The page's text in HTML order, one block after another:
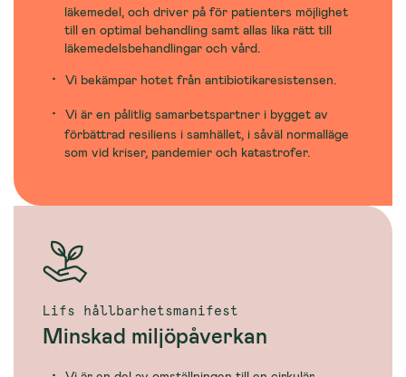
läkemedel, och driver på för patienters möjlighet
till en optimal behandling samt allas lika rätt till
läkemedelsbehandlingar och vård.
Vi bekämpar hotet från antibiotikaresistensen.
Vi är en pålitlig samarbetspartner i bygget av
förbättrad resiliens i samhället, i såväl normalläge
som vid kriser, pandemier och katastrofer.
Lifs hållbarhetsmanifest
Minskad miljöpåverkan